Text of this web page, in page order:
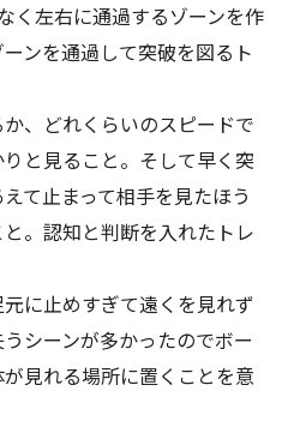
く左右に通過するゾーンを作
ンを通過して突破を図るト
、どれくらいのスピードで
と見ること。そして早く突
て止まって相手を見たほう
。認知と判断を入れたトレ
に止めすぎて遠くを見れず
シーンが多かったのでボー
見れる場所に置くことを意